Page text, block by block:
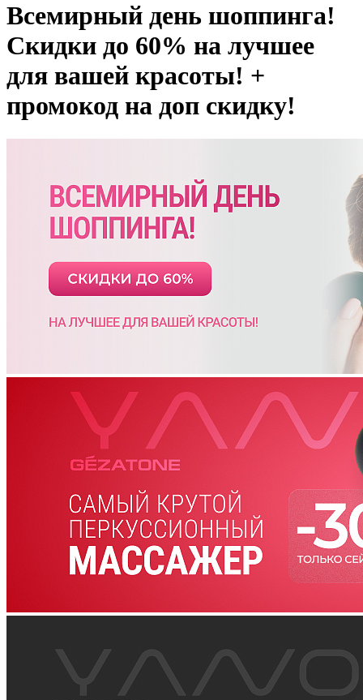
Всемирный день шоппинга!
Скидки до 60% на лучшее
для вашей красоты! +
промокод на доп скидку!